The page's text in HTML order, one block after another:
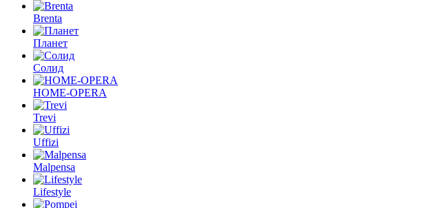
Brenta
Планет
Солид
HOME-OPERA
Trevi
Uffizi
Malpensa
Lifestyle